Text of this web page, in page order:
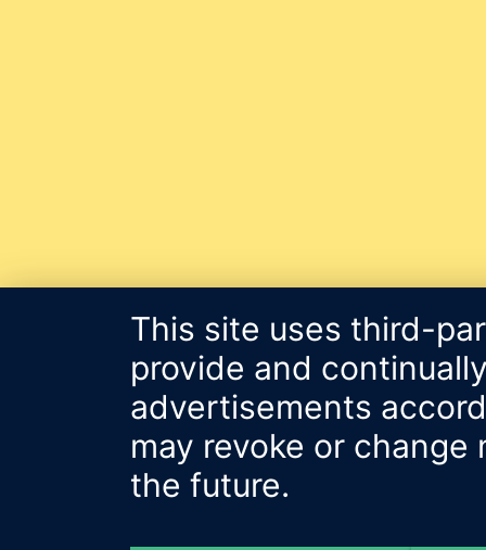
This site uses third-
provide and
advertisements
may revoke or
the future.